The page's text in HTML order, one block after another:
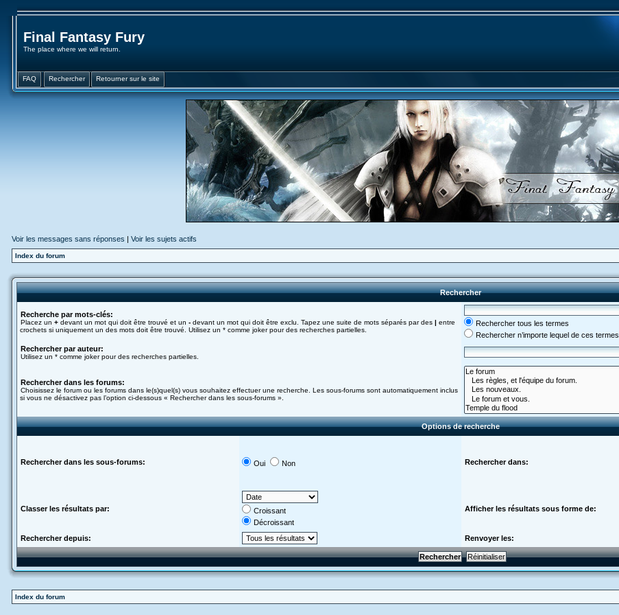
Final Fantasy Fury
The place where we will return.
FAQ Rechercher Retourner sur le site
Voir les messages sans réponses | Voir les sujets actifs
Index du forum
Rechercher
Recherche par mots-clés:
Placez un + devant un mot qui doit être trouvé et un - devant un mot qui doit être exclu. Tapez une suite de mots séparés par des | entre
crochets si uniquement un des mots doit être trouvé. Utilisez un * comme joker pour des recherches partielles.
Rechercher tous les termes
Rechercher n’importe lequel de ces termes
Rechercher par auteur:
Utilisez un * comme joker pour des recherches partielles.
Rechercher dans les forums:
Choisissez le forum ou les forums dans le(s)quel(s) vous souhaitez effectuer une recherche. Les sous-forums sont automatiquement inclus
si vous ne désactivez pas l’option ci-dessous « Rechercher dans les sous-forums ».
Options de recherche
Rechercher dans les sous-forums: Oui Non Rechercher dans:
Classer les résultats par:
Croissant
Décroissant
Afficher les résultats sous forme de:
Rechercher depuis: Renvoyer les:
Index du forum